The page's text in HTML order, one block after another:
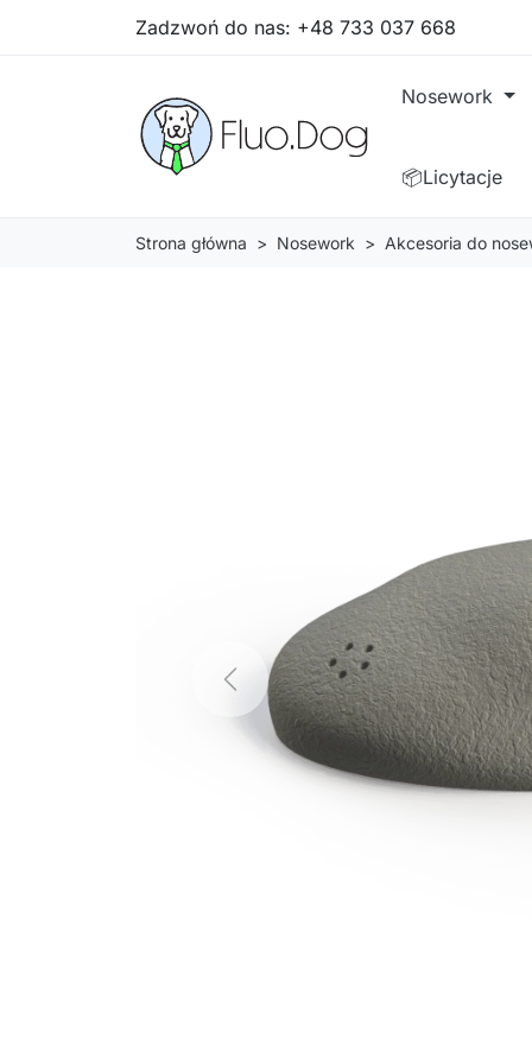
Zadzwoń do nas: +48 733 037 668
Nosework
📦Licytacje
Strona główna Nosework Akcesoria do
Previous